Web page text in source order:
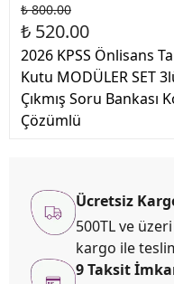
₺ 800.00
₺ 520.00
2026 KPSS Önlisans
Kutu MODÜLER SET
Çıkmış Soru Bankası
Çözümlü
Ücretsiz
500TL ve
kargo ile
9 Taksit